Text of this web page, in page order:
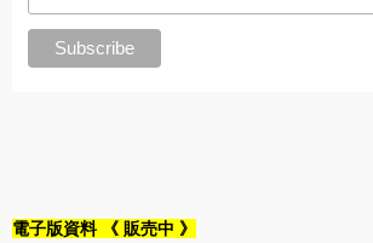
電子版資料 《 販売中 》